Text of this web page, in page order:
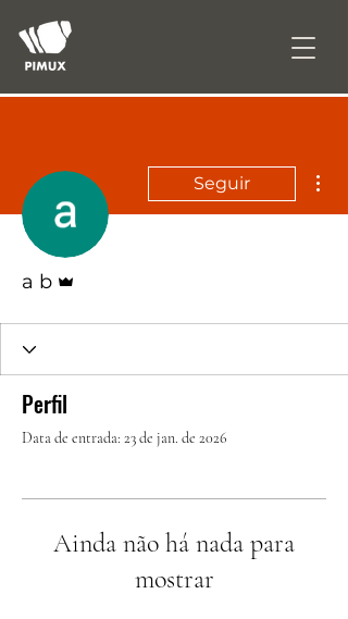
Seguir
a b
Perfil
Data de entrada: 23 de jan. de 2026
Ainda não há nada para
mostrar